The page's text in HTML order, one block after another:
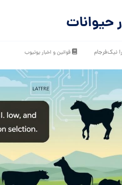
حیوانات
نیک‌فرجام قوانین و اخبار یوتیوب